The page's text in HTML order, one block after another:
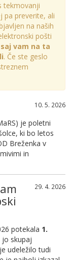
tekmovanji
pa preverite, ali
na naših
pošti
saj vam na ta
. Če ste geslo
10. 5. 2026
je poletni
ki bo letos
Breženka v
in
29. 4. 2026
potekala 1.
jo skupaj
udeležilo tudi